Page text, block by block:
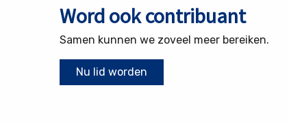
Word ook contribuant
Samen kunnen we zoveel meer bereiken.
Nu lid worden